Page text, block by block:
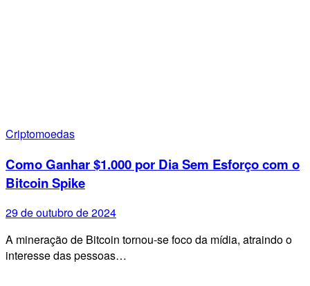
Criptomoedas
Como Ganhar $1.000 por Dia Sem Esforço com o
Bitcoin Spike
29 de outubro de 2024
A mineração de Bitcoin tornou-se foco da mídia, atraindo o
interesse das pessoas…